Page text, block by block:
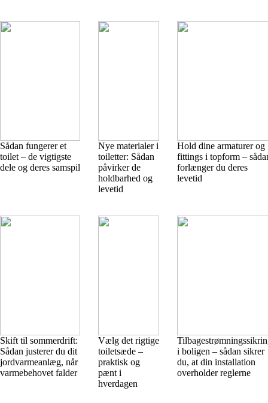
Sådan fungerer et
toilet – de vigtigste
dele og deres samspil
Nye materialer i
toiletter: Sådan
påvirker de
holdbarhed og
levetid
Hold dine armaturer og
fittings i topform –
forlænger du deres
levetid
Skift til sommerdrift:
Sådan justerer du dit
jordvarmeanlæg, når
varmebehovet falder
Vælg det rigtige
toiletsæde –
praktisk og
pænt i
hverdagen
i boligen – sådan sikrer
du, at din installation
overholder reglerne